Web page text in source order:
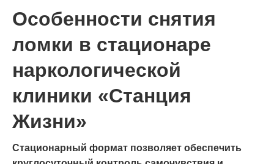
Особенности снятия
ломки в стационаре
наркологической
клиники «Станция
Жизни»
Стационарный формат позволяет обеспечить